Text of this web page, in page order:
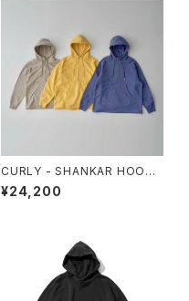
CURLY - SHANKAR HOODE
D ZIP P/O
¥24,200